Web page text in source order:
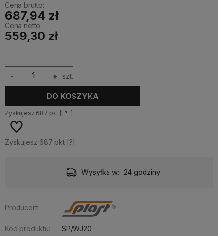
Cena brutto:
687,94 zł
Cena netto:
559,30 zł
+
- szt.
DO KOSZYKA
Zyskujesz 687 pkt [ ? ]
Zyskujesz 687 pkt [?]
Dostawa: Darmowa
Producent:
Kod produktu:
SP/WJ20